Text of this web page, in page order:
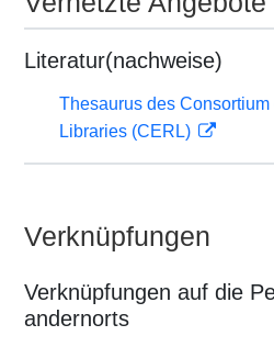
Literatur(nachweise)
Thesaurus des
Libraries (CERL)
Verknüpfungen
Verknüpfungen auf die
andernorts